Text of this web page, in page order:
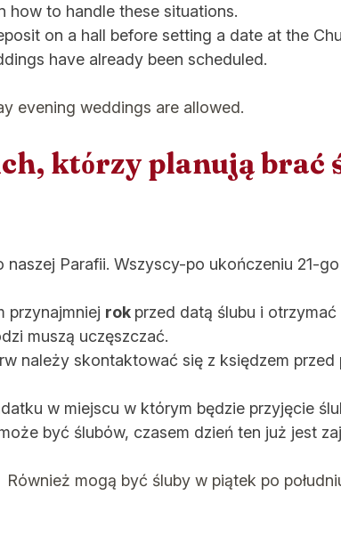
how to handle these situations.
on a hall before setting a date at the
have already been scheduled.
evening weddings are allowed.
ktόrzy planują brać
Parafii. Wszyscy-po ukończeniu 21-
przynajmniej rok przed datą ślubu i
muszą uczęszczać.
należy skontaktować się z księdzem
w miejscu w ktόrym będzie przyjęcie
być ślubόw, czasem dzień ten już jest
mogą być śluby w piątek po